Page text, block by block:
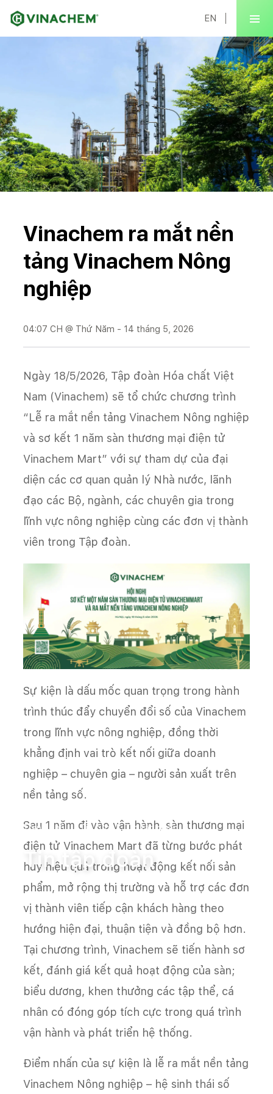
EN
Trang chủ Tin tức Tin tập đoàn
Tin tập đoàn
Vinachem ra mắt nền
tảng Vinachem Nông
nghiệp
04:07 CH @ Thứ Năm - 14 tháng 5, 2026
Ngày 18/5/2026, Tập đoàn Hóa chất Việt
Nam (Vinachem) sẽ tổ chức chương trình
“Lễ ra mắt nền tảng Vinachem Nông nghiệp
và sơ kết 1 năm sàn thương mại điện tử
Vinachem Mart” với sự tham dự của đại
diện các cơ quan quản lý Nhà nước, lãnh
đạo các Bộ, ngành, các chuyên gia trong
lĩnh vực nông nghiệp cùng các đơn vị thành
viên trong Tập đoàn.
Sự kiện là dấu mốc quan trọng trong hành
trình thúc đẩy chuyển đổi số của Vinachem
trong lĩnh vực nông nghiệp, đồng thời
khẳng định vai trò kết nối giữa doanh
nghiệp – chuyên gia – người sản xuất trên
nền tảng số.
Sau 1 năm đi vào vận hành, sàn thương mại
điện tử Vinachem Mart đã từng bước phát
huy hiệu quả trong hoạt động kết nối sản
phẩm, mở rộng thị trường và hỗ trợ các đơn
vị thành viên tiếp cận khách hàng theo
hướng hiện đại, thuận tiện và đồng bộ hơn.
Tại chương trình, Vinachem sẽ tiến hành sơ
kết, đánh giá kết quả hoạt động của sàn;
biểu dương, khen thưởng các tập thể, cá
nhân có đóng góp tích cực trong quá trình
vận hành và phát triển hệ thống.
Điểm nhấn của sự kiện là lễ ra mắt nền tảng
Vinachem Nông nghiệp – hệ sinh thái số